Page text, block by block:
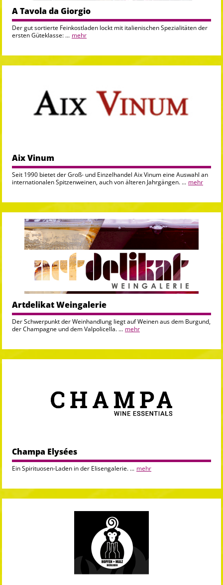
A Tavola da Giorgio
Der gut sortierte Feinkostladen lockt mit italienischen Spezialitäten der
ersten Güteklasse: ... mehr
Aix Vinum
Seit 1990 bietet der Groß- und Einzelhandel Aix Vinum eine Auswahl an
internationalen Spitzenweinen, auch von älteren Jahrgängen. ... mehr
Artdelikat Weingalerie
Der Schwerpunkt der Weinhandlung liegt auf Weinen aus dem Burgund,
der Champagne und dem Valpolicella. ... mehr
Champa Elysées
Ein Spirituosen-Laden in der Elisengalerie. ... mehr